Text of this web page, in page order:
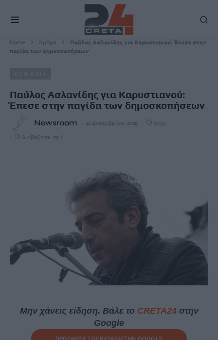
Home Άρθρα
Παύλος Ασλανίδης για Καρυστιανού: Έπεσε στην
παγίδα των δημοσκοπήσεων
Παύλος Ασλανίδης για Καρυστιανού:
Έπεσε στην παγίδα των δημοσκοπήσεων
Newsroom 22 Δεκεμβρίου, 2025 07:51
Διαβάζεται σε 1'
Μην χάνεις είδηση. Βάλε το CRETA24στην
Google
ΠΡΟΣΘΕΣΕ ΤΟCRETA24ΣΤΗΝ GOOGLE